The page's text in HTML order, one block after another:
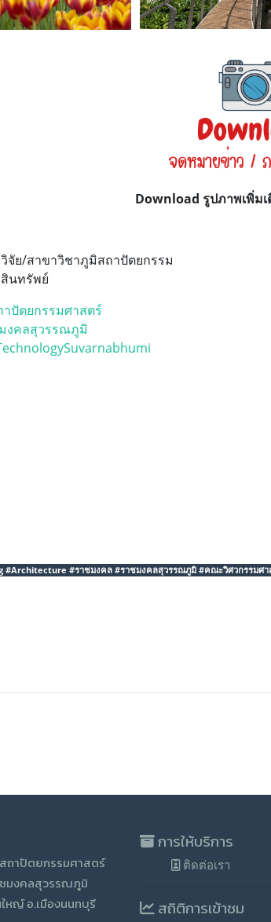
Download รูปภาพเพิ่ม
จัย/สาขาวิชาภูมิสถาปัตยกรรม
นทรัพย์
ปัตยกรรมศาสตร์
งคลสุวรรณภูมิ
#Architecture #ราชมงคล #ราชมงคลสุวรรณภูมิ #คณะวิศวกรรมศ
ถาปัตยกรรมศาสตร์
ชมงคลสุวรรณภูมิ
หญ์ อ.เมืองนนทบุรี
การให้บริการ
ติดต่อเรา
สถิติการเข้าชม